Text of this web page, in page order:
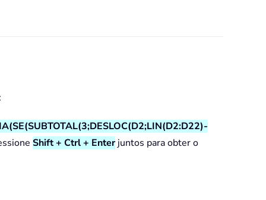
Shift + Ctrl + Enterjuntos para obter o